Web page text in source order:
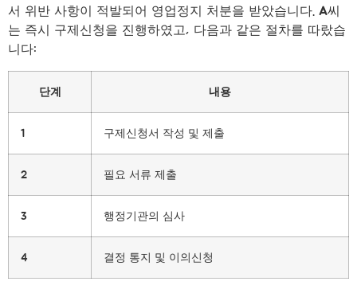
서 위반 사항이 적발되어 영업정지 처분을 받았습니다. A씨
는 즉시 구제신청을 진행하였고, 다음과 같은 절차를 따랐습
니다:
단계 내용
1 구제신청서 작성 및 제출
2 필요 서류 제출
3 행정기관의 심사
4 결정 통지 및 이의신청